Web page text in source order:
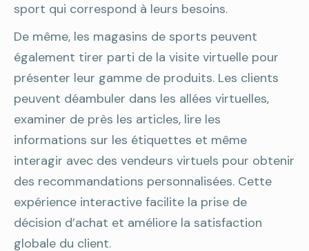
sport qui correspond à leurs besoins.
De même, les magasins de sports peuvent
également tirer parti de la visite virtuelle pour
présenter leur gamme de produits. Les clients
peuvent déambuler dans les allées virtuelles,
examiner de près les articles, lire les
informations sur les étiquettes et même
interagir avec des vendeurs virtuels pour obtenir
des recommandations personnalisées. Cette
expérience interactive facilite la prise de
décision d’achat et améliore la satisfaction
globale du client.